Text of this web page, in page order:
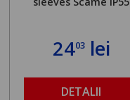
2403lei
DETALII